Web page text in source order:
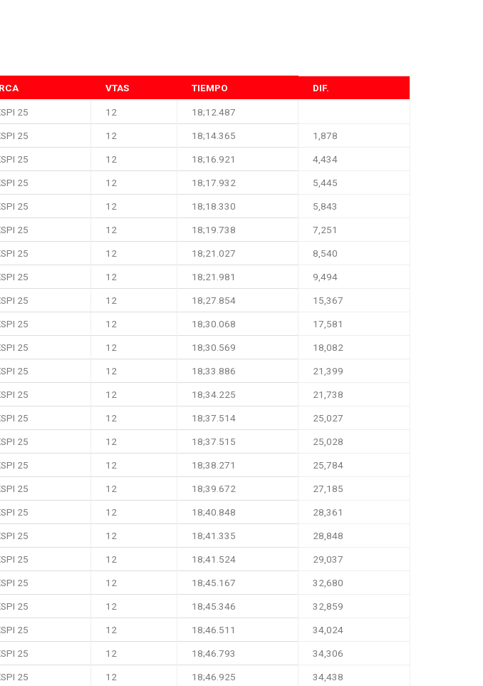
VTAS TIEMPO DIF.
25 12 18;12.487
25 12 18;14.365 1,878
25 12 18;16.921 4,434
25 12 18;17.932 5,445
25 12 18;18.330 5,843
25 12 18;19.738 7,251
25 12 18;21.027 8,540
25 12 18;21.981 9,494
25 12 18;27.854 15,367
25 12 18;30.068 17,581
25 12 18;30.569 18,082
25 12 18;33.886 21,399
25 12 18;34.225 21,738
25 12 18;37.514 25,027
25 12 18;37.515 25,028
25 12 18;38.271 25,784
25 12 18;39.672 27,185
25 12 18;40.848 28,361
25 12 18;41.335 28,848
25 12 18;41.524 29,037
25 12 18;45.167 32,680
25 12 18;45.346 32,859
25 12 18;46.511 34,024
25 12 18;46.793 34,306
25 12 18;46.925 34,438